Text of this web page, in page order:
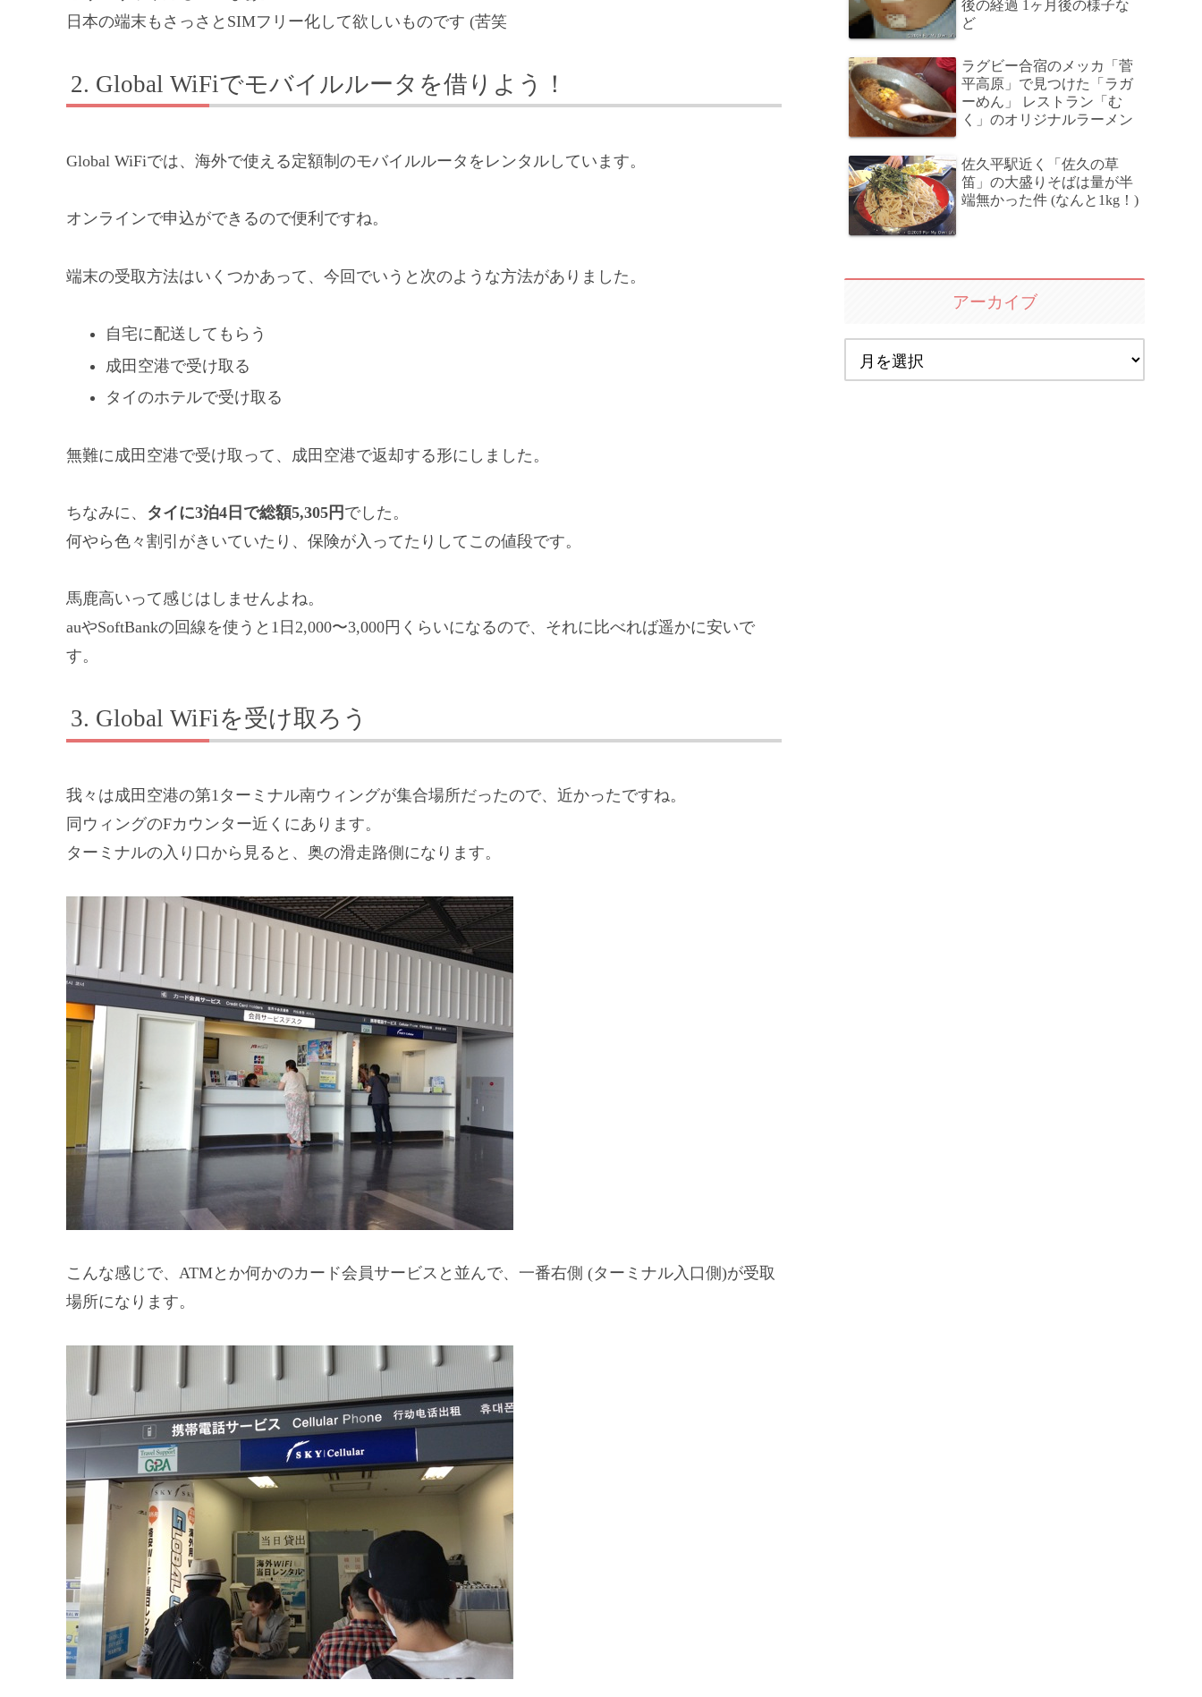
日本の端末もさっさとSIMフリー化して欲しいものです (苦笑
Global WiFiでモバイルルータを借りよう！
Global WiFiでは、海外で使える定額制のモバイルルータをレンタルしています。
オンラインで申込ができるので便利ですね。
端末の受取方法はいくつかあって、今回でいうと次のような方法がありました。
自宅に配送してもらう
成田空港で受け取る
タイのホテルで受け取る
無難に成田空港で受け取って、成田空港で返却する形にしました。
ちなみに、 タイに3泊4日で総額5,305円 でした。
何やら色々割引がきいていたり、保険が入ってたりしてこの値段です。
馬鹿高いって感じはしませんよね。
auやSoftBankの回線を使うと1日2,000〜3,000円くらいになるので、それに比べれば遥かに安いで
す。
Global WiFiを受け取ろう
我々は成田空港の第1ターミナル南ウィングが集合場所だったので、近かったですね。
同ウィングのFカウンター近くにあります。
ターミナルの入り口から見ると、奥の滑走路側になります。
こんな感じで、ATMとか何かのカード会員サービスと並んで、一番右側 (ターミナル入口側)が受取
場所になります。
後の経過 1ヶ月後の様子な
ど
ラグビー合宿のメッカ「菅
平高原」で見つけた「ラガ
ーめん」 レストラン「む
く」のオリジナルラーメン
佐久平駅近く「佐久の草
笛」の大盛りそばは量が半
端無かった件 (なんと1kg！)
アーカイブ